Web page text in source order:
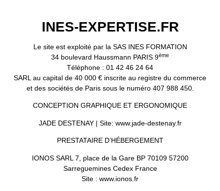
INES-EXPERTISE.FR
Le site est exploité par la SAS INES FORMATION
34 boulevard Haussmann PARIS 9ème
Téléphone : 01 42 46 24 64
SARL au capital de 40 000 € inscrite au registre du commerce
et des sociétés de Paris sous le numéro 407 988 450.
CONCEPTION GRAPHIQUE ET ERGONOMIQUE
JADE DESTENAY | Site: www.jade-destenay.fr
PRESTATAIRE D’HÉBERGEMENT
IONOS SARL 7, place de la Gare BP 70109 57200
Sarreguemines Cedex France
Site : www.ionos.fr